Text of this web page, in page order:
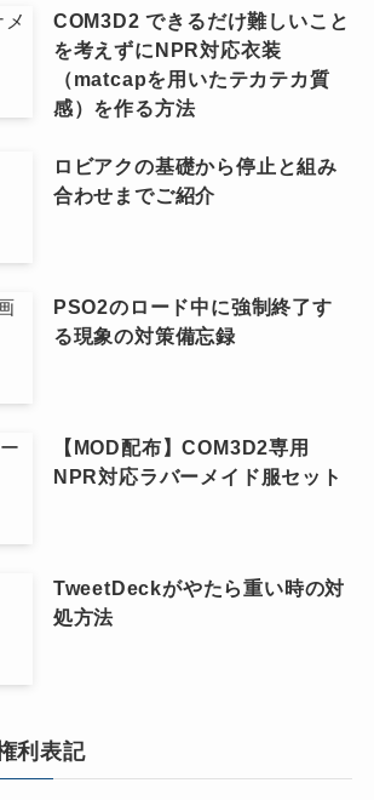
COM3D2 できるだけ難しいこと
を考えずにNPR対応衣装
（matcapを用いたテカテカ質
感）を作る方法
ロビアクの基礎から停止と組み
合わせまでご紹介
PSO2のロード中に強制終了す
る現象の対策備忘録
【MOD配布】COM3D2専用
NPR対応ラバーメイド服セット
TweetDeckがやたら重い時の対
処方法
利表記